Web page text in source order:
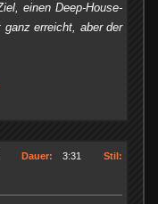
einen Deep-House-
erreicht, aber der
Dauer: 3:31
Stil: